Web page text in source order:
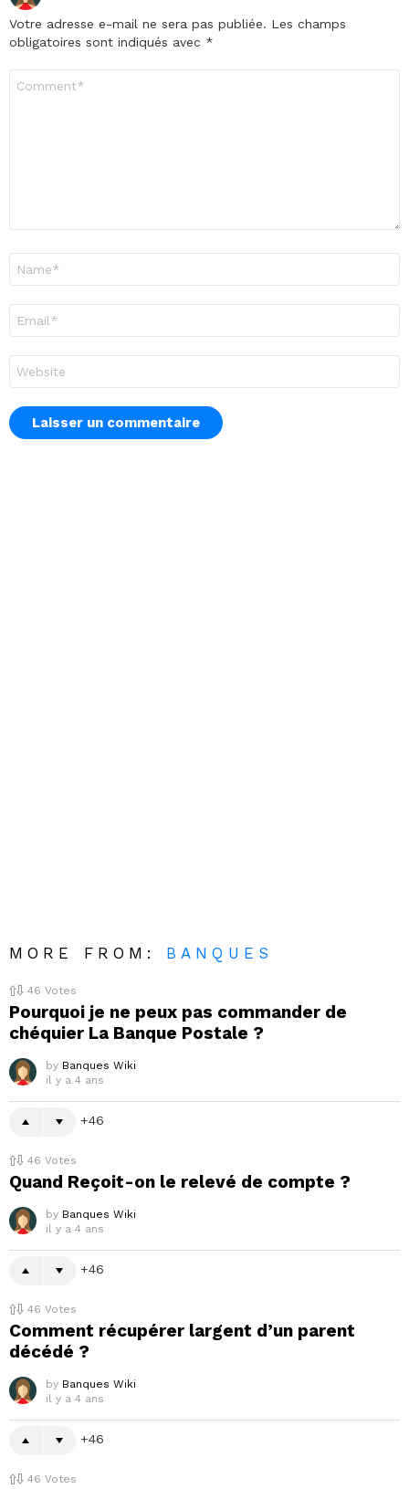
Votre adresse e-mail ne sera pas publiée. Les champs
obligatoires sont indiqués avec *
mail
*
web
MORE FROM: BANQUES
46 Votes
Pourquoi je ne peux pas commander de
chéquier La Banque Postale ?
by Banques Wiki
il y a 4 ans
46
46 Votes
Quand Reçoit-on le relevé de compte ?
by Banques Wiki
il y a 4 ans
46
46 Votes
Comment récupérer largent d’un parent
décédé ?
by Banques Wiki
il y a 4 ans
46
46 Votes